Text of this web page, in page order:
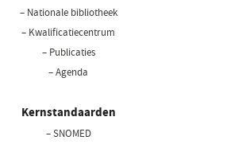
– Nationale bibliotheek(opent
– Kwalificatiecentrum
– Publicaties
– Agenda
Kernstandaarden
– SNOMED